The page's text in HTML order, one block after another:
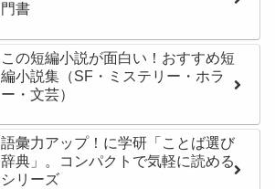
門書
この短編小説が面白い！おすすめ短
編小説集（SF・ミステリー・ホラ
ー・文芸）
語彙力アップ！に学研「ことば選び
辞典」。コンパクトで気軽に読める
シリーズ